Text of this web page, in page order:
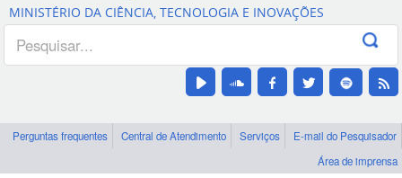
Canais
MINISTÉRIO DA CIÊNCIA, TECNOLOGIA E INOVAÇÕES
Perguntas frequentes Central de Atendimento Serviços
E-mail do Pesquisador
Área de imprensa